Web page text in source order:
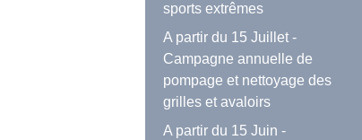
sports extrêmes
A partir du 15 Juillet -
Campagne annuelle de
pompage et nettoyage des
grilles et avaloirs
A partir du 15 Juin -